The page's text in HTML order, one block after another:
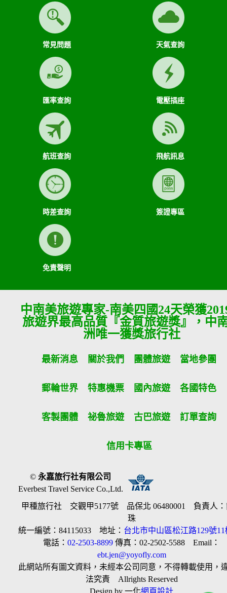
常見問題 天氣查詢
匯率查詢 電壓插座
航班查詢 飛航訊息
時差查詢 簽證專區
免責聲明
中南美旅遊專家-南美四國24天榮獲
旅遊界最高品質『金質旅遊獎』，中
洲唯一獲獎旅行社
最新消息 關於我們 團體旅遊 當地參團
郵輪世界 特惠機票 國內旅遊 各國特色
客製團體 祕魯旅遊 古巴旅遊 訂單查詢
信用卡專區
©永嘉旅行社有限公司
Everbest Travel Service Co.,Ltd.
甲種旅行社 交觀甲5177號 品保北 06480001 負責人：
珠
統一編號：84115033 地址： 台北市中山區松江路129號11
電話：02-2503-8899 傳真：02-2502-5588 Email：
ebt.jen@yoyofly.com
此網站所有圖文資料，未經本公司同意，不得轉載使用，
法究責 Allrights Reserved
Design by 一化網頁設計